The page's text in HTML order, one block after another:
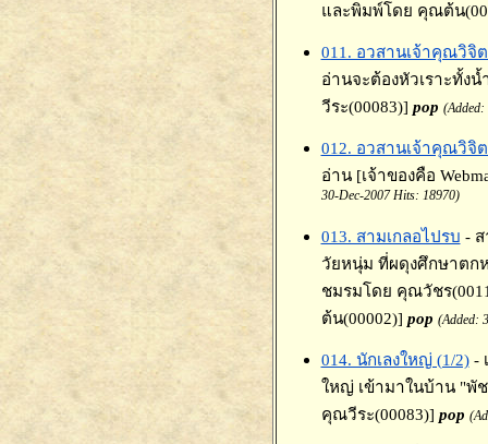
และพิมพ์โดย คุณต้น
011. อวสานเจ้าคุณวิจิต
อ่านจะต้องหัวเราะทั้ง
วีระ(00083)] pop
012. อวสานเจ้าคุณวิจิต
อ่าน [เจ้าของคือ
30-Dec-2007 Hits: 18970)
013. สามเกลอไปรบ -
วัยหนุ่ม ที่ผดุงศึกษาตก
ชมรมโดย คุณวัชร
ต้น(00002)] pop (Added:
014. นักเลงใหญ่ (1/2) -
ใหญ่ เข้ามาในบ้าน "พัช
คุณวีระ(00083)] pop